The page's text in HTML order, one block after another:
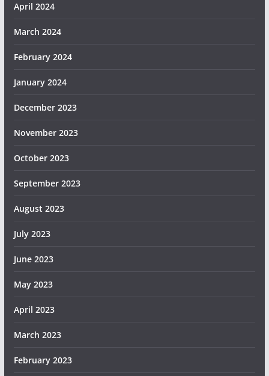
April 2024
March 2024
February 2024
January 2024
December 2023
November 2023
October 2023
September 2023
August 2023
July 2023
June 2023
May 2023
April 2023
March 2023
February 2023